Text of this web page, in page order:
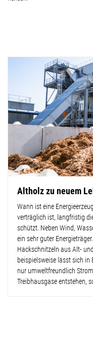
Altholz zu neuem
Wann ist eine
verträglich ist, langfristig
schützt. Neben Wind,
ein sehr guter
Hackschnitzeln aus Alt-
beispielsweise lässt sich
nur umweltfreundlich
Treibhausgase entstehen,